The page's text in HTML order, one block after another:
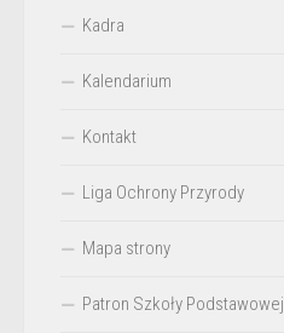
Kadra
Kalendarium
Kontakt
Liga Ochrony Przyrody
Mapa strony
Patron Szkoły Podstawowej